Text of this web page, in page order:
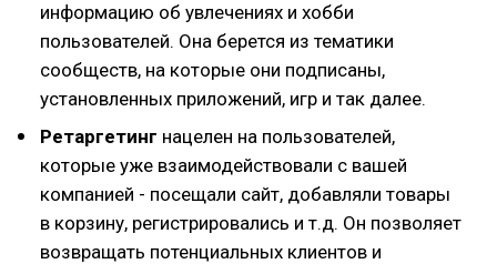
информацию об увлечениях и хобби
пользователей. Она берется из тематики
сообществ, на которые они подписаны,
установленных приложений, игр и так далее.
Ретаргетинг нацелен на пользователей,
которые уже взаимодействовали с вашей
компанией - посещали сайт, добавляли товары
в корзину, регистрировались и т.д. Он позволяет
возвращать потенциальных клиентов и